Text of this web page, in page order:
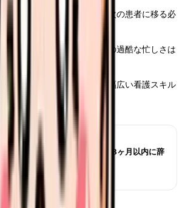
りたい人：
外来は短時間で次の患者に移る必
りは難しい
れない人：
花粉症シーズンの過酷な忙しさは
人：
限局的な領域のため、幅広い看護スキル
たい
職したばかりなのに辞めたい｜3ヶ月以内に辞
？